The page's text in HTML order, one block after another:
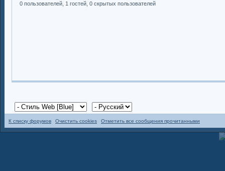
0 пользователей, 1 гостей, 0 скрытых пользователей
К списку форумов Очистить cookies Отметить все сообщения прочитанными